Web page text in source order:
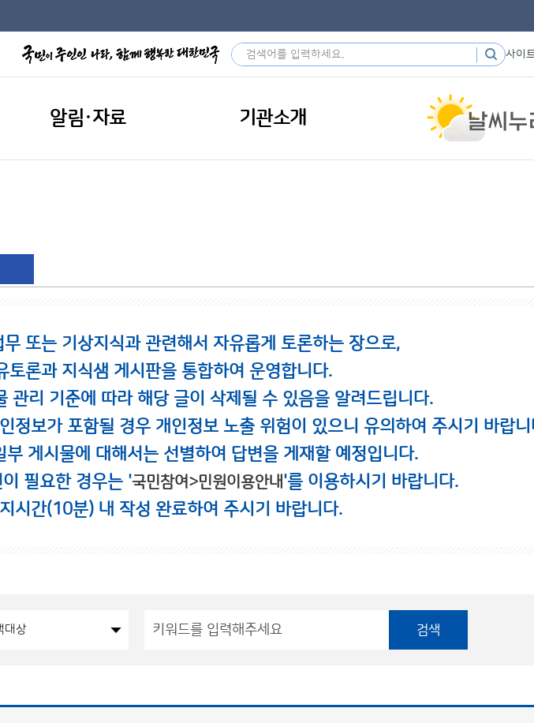
사이
알림·자료 기관소개
또는 기상지식과 관련해서 자유롭게 토론하는 장으로,
토론과 지식샘 게시판을 통합하여 운영합니다.
관리 기준에 따라 해당 글이 삭제될 수 있음을 알려드립니다.
정보가 포함될 경우 개인정보 노출 위험이 있으니 유의하여 주시기 바랍니
부 게시물에 대해서는 선별하여 답변을 게재할 예정입니다.
필요한 경우는 '국민참여>민원이용안내'를 이용하시기 바랍니다.
시간(10분) 내 작성 완료하여 주시기 바랍니다.
검색